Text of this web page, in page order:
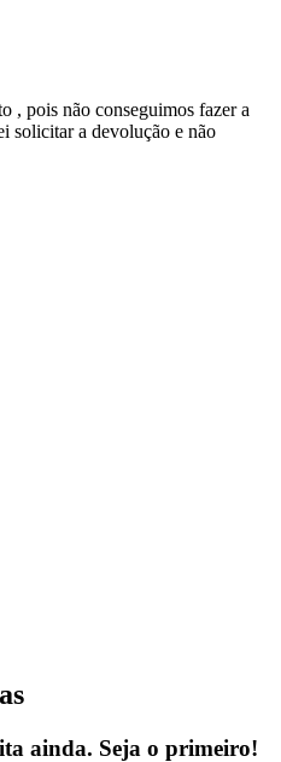
, pois não conseguimos fazer a
solicitar a devolução e não
ainda. Seja o primeiro!